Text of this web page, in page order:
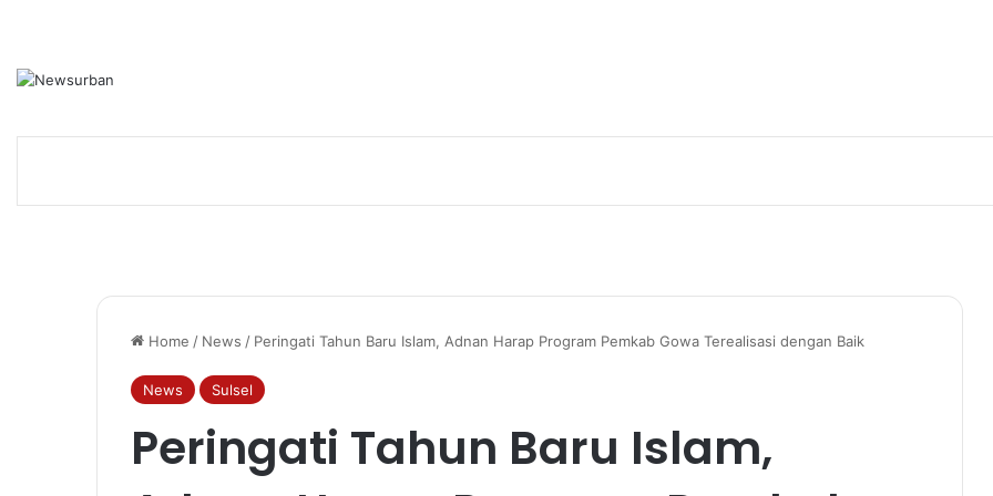
Home / News / Peringati Tahun Baru Islam, Adnan Harap Program Pemkab Gowa Terealisasi dengan Baik
News Sulsel
Peringati Tahun Baru Islam,